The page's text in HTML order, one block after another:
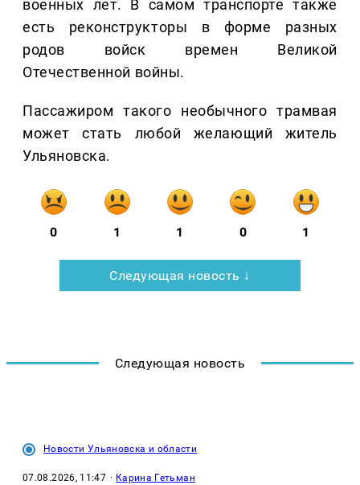
военных лет. В самом транспорте также
есть реконструкторы в форме разных
родов войск времен Великой
Отечественной войны.
Пассажиром такого необычного трамвая
может стать любой желающий житель
Ульяновска.
0 1 1 0 1
Следующая новость ↓
Следующая новость
Новости Ульяновска и области
07.08.2026, 11:47 · Карина Гетьман